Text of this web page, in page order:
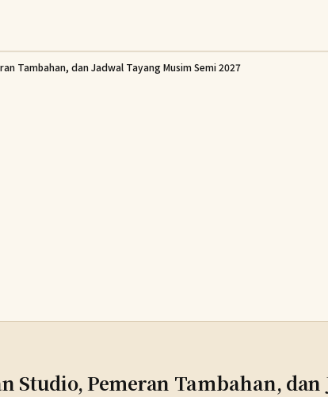
Tambahan, dan Jadwal Tayang Musim Semi 2027
Studio, Pemeran Tambahan, dan